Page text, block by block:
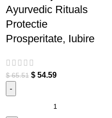
Ayurvedic Rituals
Protectie
Prosperitate, Iubire
$65.51 $ 54.59
Cantitate Parfum bijuterie